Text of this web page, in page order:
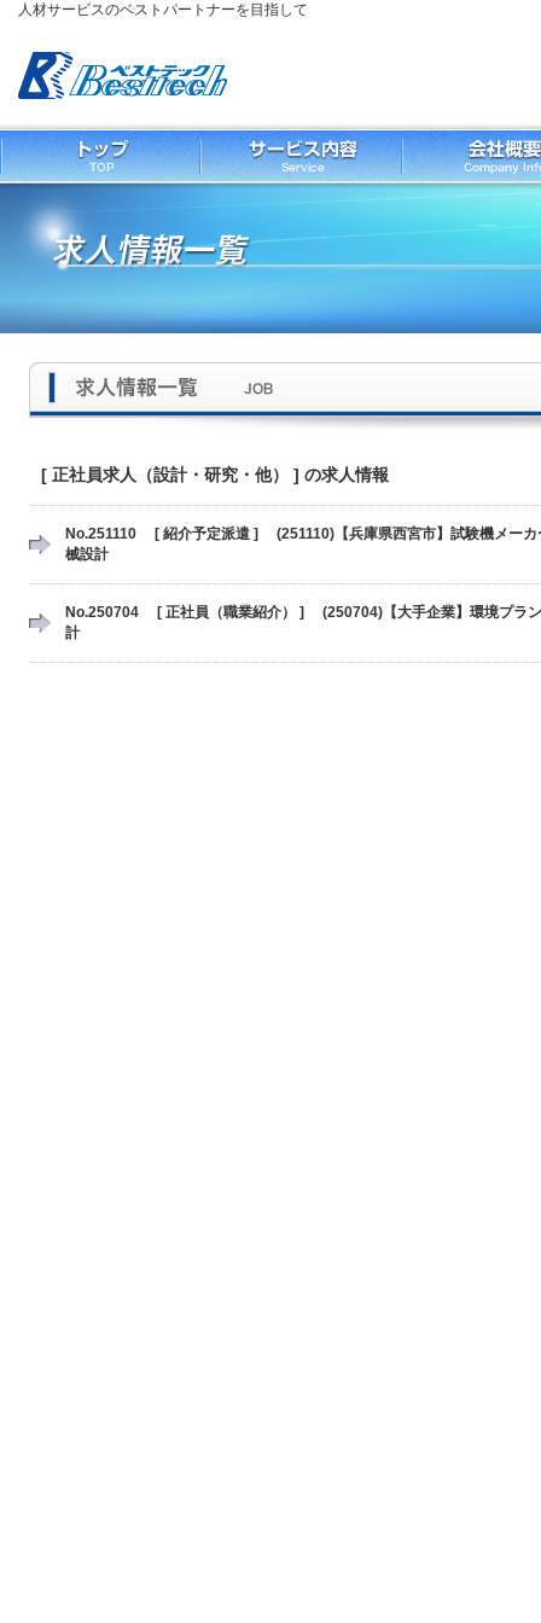
人材サービスのベストパートナーを目指して
[ 正社員求人（設計・研究・他） ] の求人情報
No.251110 [ 紹介予定派遣 ] (251110)【兵庫県西宮市】試験機メーカ
械設計
No.250704 [ 正社員（職業紹介） ] (250704)【大手企業】環境プラ
計